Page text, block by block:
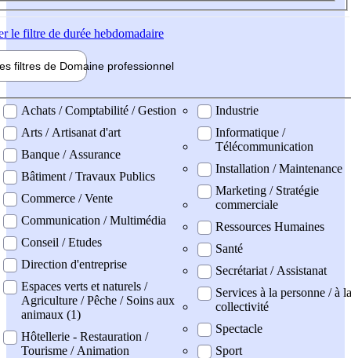
le filtre de durée hebdomadaire
filtres de Domaine professionnel
professionel
Achats / Comptabilité / Gestion
Arts / Artisanat d'art
Banque / Assurance
Bâtiment / Travaux Publics
Commerce / Vente
Communication / Multimédia
Conseil / Etudes
Direction d'entreprise
Espaces verts et naturels /
Agriculture / Pêche / Soins aux
animaux (1)
Hôtellerie - Restauration /
Tourisme / Animation
Industrie
Informatique /
Télécommunication
Installation / Maintenance
Marketing / Stratégie
commerciale
Ressources Humaines
Santé
Secrétariat / Assistanat
Services à la personne / à la
collectivité
Spectacle
Sport